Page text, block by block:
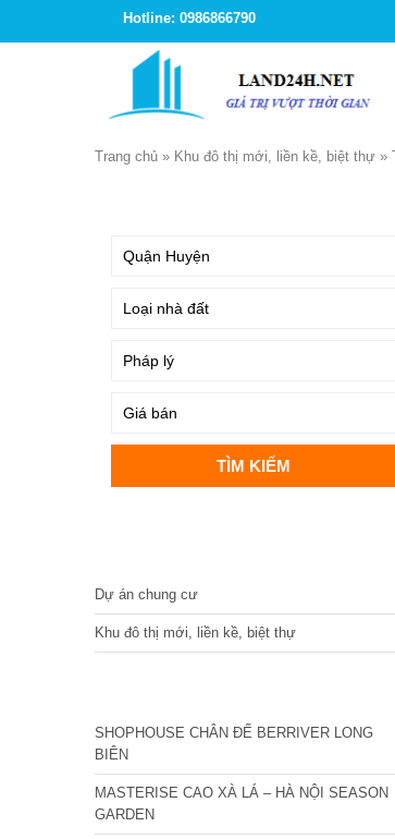
Hotline: 0986866790
Trang chủ » Khu đô thị mới, liền kề, biệt thự »
Dự án chung cư
Khu đô thị mới, liền kề, biệt thự
SHOPHOUSE CHÂN ĐẾ BERRIVER LONG
BIÊN
MASTERISE CAO XÀ LÁ – HÀ NỘI SEASON
GARDEN